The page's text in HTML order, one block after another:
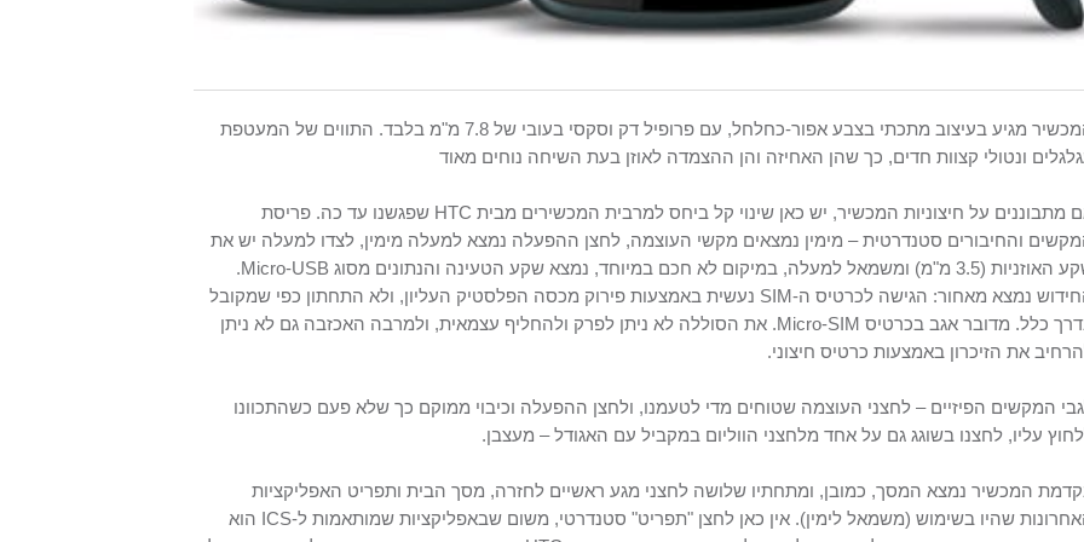
המכשיר מגיע בעיצוב מתכתי בצבע אפור-כחלחל, עם פרופיל דק וסקסי בעובי של 7.8 מ"מ בלבד. התווים של המעטפת
ונטולי קצוות חדים, כך שהן האחיזה והן ההצמדה לאוזן בעת השיחה נוחים מאוד
מתבוננים על חיצוניות המכשיר, יש כאן שינוי קל ביחס למרבית המכשירים מבית HTC שפגשנו עד כה. פריסת
והחיבורים סטנדרטית – מימין נמצאים מקשי העוצמה, לחצן ההפעלה נמצא למעלה מימין, לצדו למעלה יש את
(3.5 מ"מ) ומשמאל למעלה, במיקום לא חכם במיוחד, נמצא שקע הטעינה והנתונים מסוג
Micro-USB
.
נמצא מאחור: הגישה לכרטיס ה-SIM נעשית באמצעות פירוק מכסה הפלסטיק העליון, ולא התחתון כפי שמקובל
כלל. מדובר אגב בכרטיס Micro-SIM. את הסוללה לא ניתן לפרק ולהחליף עצמאית, ולמרבה האכזבה גם לא ניתן
את הזיכרון באמצעות כרטיס חיצוני.
המקשים הפיזיים – לחצני העוצמה שטוחים מדי לטעמנו, ולחצן ההפעלה וכיבוי ממוקם כך שלא פעם כשהתכוונו
עליו, לחצנו בשוגג גם על אחד מלחצני הווליום במקביל עם האגודל – מעצבן.
המכשיר נמצא המסך, כמובן, ומתחתיו שלושה לחצני מגע ראשיים לחזרה, מסך הבית ותפריט האפליקציות
שהיו בשימוש (משמאל לימין). אין כאן לחצן "תפריט" סטנדרטי, משום שבאפליקציות שמותאמות ל-ICS הוא